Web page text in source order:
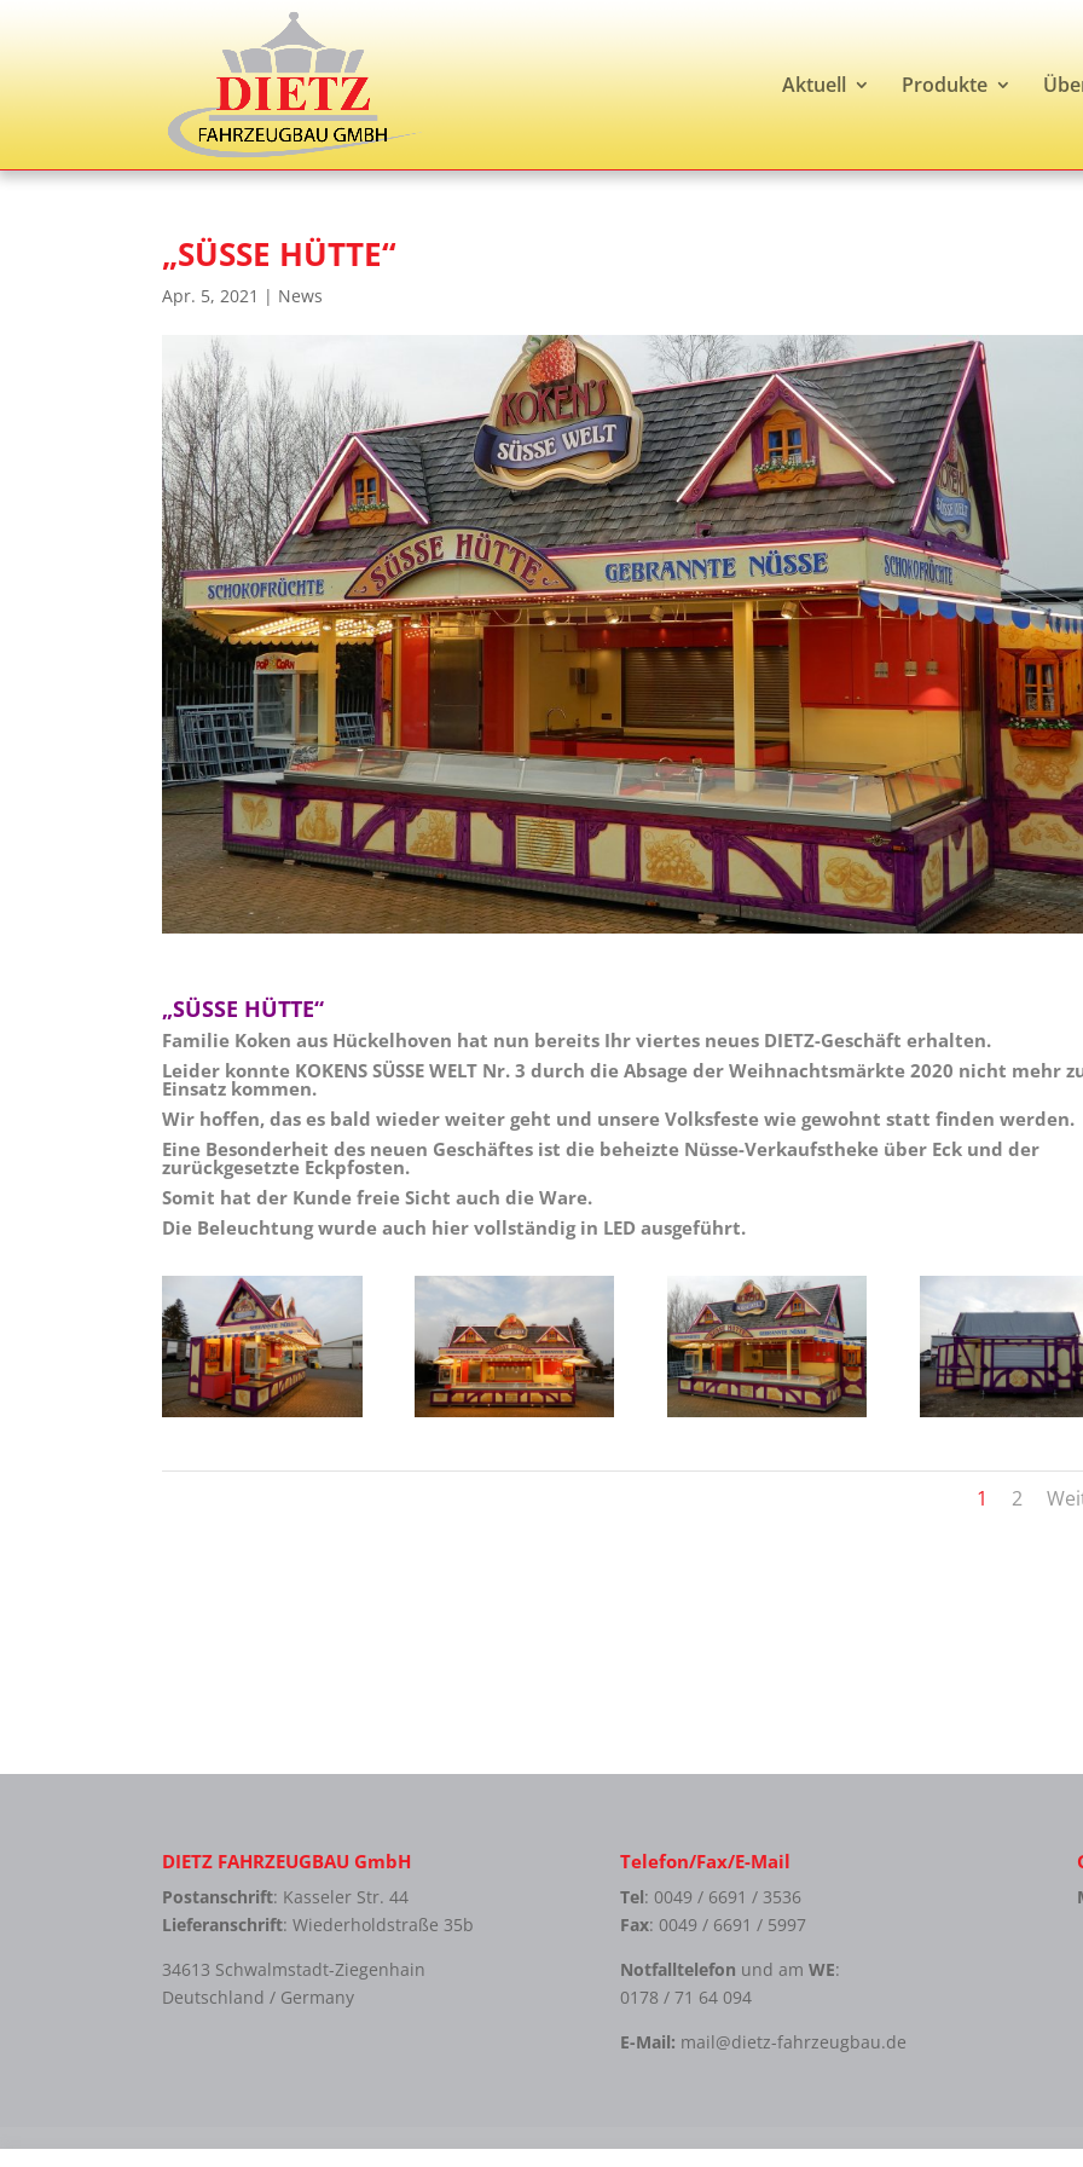
Aktuell Produkte
„SÜSSE HÜTTE“
Apr. 5, 2021 | News
„SÜSSE HÜTTE“
Familie Koken aus Hückelhoven hat nun bereits Ihr viertes neues DIETZ-Geschäft erhalten.
Leider konnte KOKENS SÜSSE WELT Nr. 3 durch die Absage der Weihnachtsmärkte 2020 nicht mehr
Einsatz kommen.
Wir hoffen, das es bald wieder weiter geht und unsere Volksfeste wie gewohnt statt finden werden.
Eine Besonderheit des neuen Geschäftes ist die beheizte Nüsse-Verkaufstheke über Eck und der
zurückgesetzte Eckpfosten.
Somit hat der Kunde freie Sicht auch die Ware.
Die Beleuchtung wurde auch hier vollständig in LED ausgeführt.
1 2
DIETZ FAHRZEUGBAU GmbH
Postanschrift: Kasseler Str. 44
Lieferanschrift: Wiederholdstraße 35b
34613 Schwalmstadt-Ziegenhain
Deutschland / Germany
Telefon/Fax/E-Mail
Tel: 0049 / 6691 / 3536
Fax: 0049 / 6691 / 5997
Notfalltelefon und am WE:
0178 / 71 64 094
E-Mail: mail@dietz-fahrzeugbau.de